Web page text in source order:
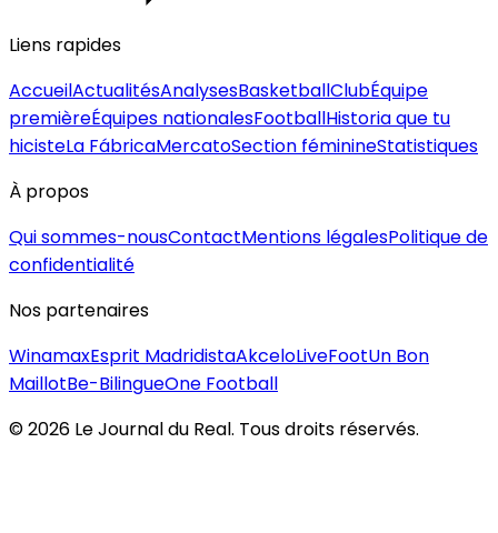
Liens rapides
AccueilActualitésAnalysesBasketballClubÉquipe
premièreÉquipes nationalesFootballHistoria que tu
hicisteLa FábricaMercatoSection féminineStatistiques
À propos
Qui sommes-nousContactMentions légalesPolitique de
confidentialité
Nos partenaires
WinamaxEsprit MadridistaAkceloLiveFootUn Bon
MaillotBe-BilingueOne Football
©2026 Le Journal du Real. Tous droits réservés.